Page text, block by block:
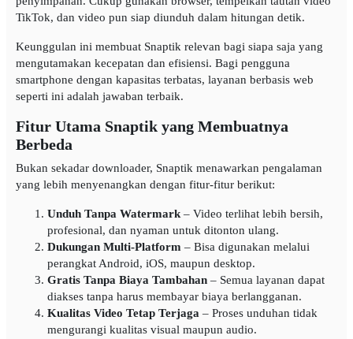
TikTok, dan video pun siap diunduh dalam hitungan detik.
Keunggulan ini membuat Snaptik relevan bagi siapa saja yang
mengutamakan kecepatan dan efisiensi. Bagi pengguna
smartphone dengan kapasitas terbatas, layanan berbasis web
seperti ini adalah jawaban terbaik.
Fitur Utama Snaptik yang Membuatnya
Berbeda
Bukan sekadar downloader, Snaptik menawarkan pengalaman
yang lebih menyenangkan dengan fitur-fitur berikut:
Unduh Tanpa Watermark – Video terlihat lebih bersih,
profesional, dan nyaman untuk ditonton ulang.
Dukungan Multi-Platform – Bisa digunakan melalui
perangkat Android, iOS, maupun desktop.
Gratis Tanpa Biaya Tambahan – Semua layanan dapat
diakses tanpa harus membayar biaya berlangganan.
Kualitas Video Tetap Terjaga – Proses unduhan tidak
mengurangi kualitas visual maupun audio.